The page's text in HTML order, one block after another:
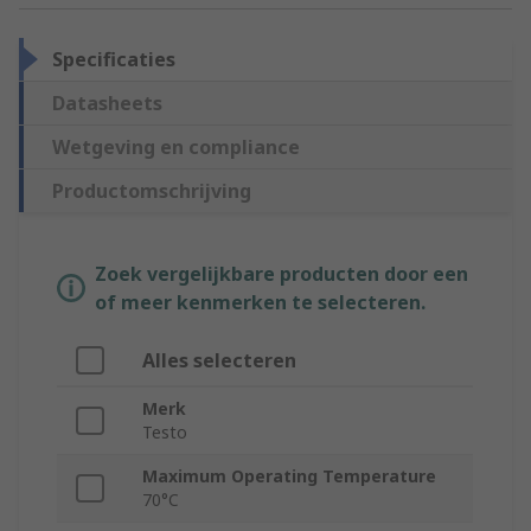
Specificaties
Datasheets
Wetgeving en compliance
Productomschrijving
Zoek vergelijkbare producten door een
of meer kenmerken te selecteren.
Alles selecteren
Merk
Testo
Maximum Operating Temperature
70°C